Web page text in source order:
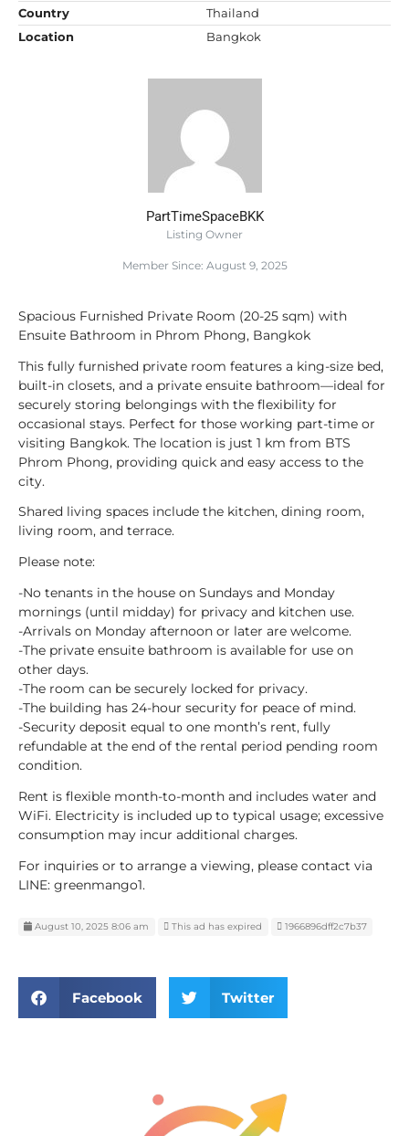
Country
Thailand
Location
Bangkok
PartTimeSpaceBKK
Listing Owner
Member Since: August 9, 2025
Spacious Furnished Private Room (20-25 sqm) with
Ensuite Bathroom in Phrom Phong, Bangkok
This fully furnished private room features a king-size bed,
built-in closets, and a private ensuite bathroom—ideal for
securely storing belongings with the flexibility for
occasional stays. Perfect for those working part-time or
visiting Bangkok. The location is just 1 km from BTS
Phrom Phong, providing quick and easy access to the
city.
Shared living spaces include the kitchen, dining room,
living room, and terrace.
Please note:
-No tenants in the house on Sundays and Monday
mornings (until midday) for privacy and kitchen use.
-Arrivals on Monday afternoon or later are welcome.
-The private ensuite bathroom is available for use on
other days.
-The room can be securely locked for privacy.
-The building has 24-hour security for peace of mind.
-Security deposit equal to one month’s rent, fully
refundable at the end of the rental period pending room
condition.
Rent is flexible month-to-month and includes water and
WiFi. Electricity is included up to typical usage; excessive
consumption may incur additional charges.
For inquiries or to arrange a viewing, please contact via
LINE: greenmango1.
August 10, 2025 8:06 am This ad has expired 1966896dff2c7b37
Facebook Twitter